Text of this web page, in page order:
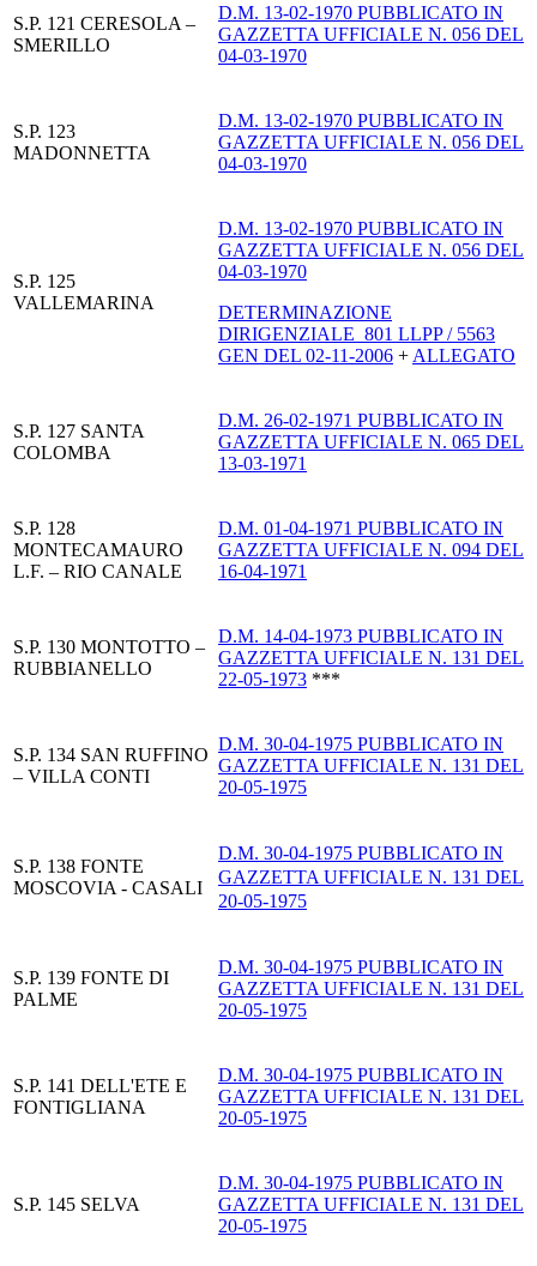
S.P. 121 CERESOLA –
SMERILLO
D.M. 13-02-1970 PUBBLICATO IN
GAZZETTA UFFICIALE N. 056 DEL
04-03-1970
S.P. 123
MADONNETTA
D.M. 13-02-1970 PUBBLICATO IN
GAZZETTA UFFICIALE N. 056 DEL
04-03-1970
S.P. 125
VALLEMARINA
D.M. 13-02-1970 PUBBLICATO IN
GAZZETTA UFFICIALE N. 056 DEL
04-03-1970
DETERMINAZIONE
DIRIGENZIALE 801 LLPP / 5563
GEN DEL 02-11-2006 + ALLEGATO
S.P. 127 SANTA
COLOMBA
D.M. 26-02-1971 PUBBLICATO IN
GAZZETTA UFFICIALE N. 065 DEL
13-03-1971
S.P. 128
MONTECAMAURO
L.F. – RIO CANALE
D.M. 01-04-1971 PUBBLICATO IN
GAZZETTA UFFICIALE N. 094 DEL
16-04-1971
S.P. 130 MONTOTTO –
RUBBIANELLO
D.M. 14-04-1973 PUBBLICATO IN
GAZZETTA UFFICIALE N. 131 DEL
22-05-1973 ***
S.P. 134 SAN RUFFINO
– VILLA CONTI
D.M. 30-04-1975 PUBBLICATO IN
GAZZETTA UFFICIALE N. 131 DEL
20-05-1975
S.P. 138 FONTE
MOSCOVIA - CASALI
D.M. 30-04-1975 PUBBLICATO IN
GAZZETTA UFFICIALE N. 131 DEL
20-05-1975
S.P. 139 FONTE DI
PALME
D.M. 30-04-1975 PUBBLICATO IN
GAZZETTA UFFICIALE N. 131 DEL
20-05-1975
S.P. 141 DELL'ETE E
FONTIGLIANA
D.M. 30-04-1975 PUBBLICATO IN
GAZZETTA UFFICIALE N. 131 DEL
20-05-1975
S.P. 145 SELVA
D.M. 30-04-1975 PUBBLICATO IN
GAZZETTA UFFICIALE N. 131 DEL
20-05-1975